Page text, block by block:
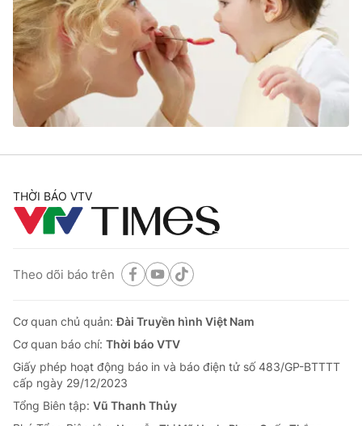
Thế giới
Tin tức
Thế giới đó đây
Câu chuyện quốc tế
Kinh tế
Tài chính
Thị trường
Góc doanh nghiệp
Dữ liệu và đời sống
Truyền hình
Phim VTV
Hậu trường
Giải sao mai
Giải trí
Điện ảnh
Âm nhạc
Du lịch
Làm đẹp
Chất lượng cuộc sống
Tuyển sinh
Học trực tuyến
Công nghệ
Hitech Công nghệ tương lai
Sản phẩm
Giao lưu trực tuyến
THỜI BÁO VTV
Theo dõi báo trên
Cơ quan chủ quản:Đài Truyền hình Việt Nam
Cơ quan báo chí: Thời báo VTV
Giấy phép hoạt động báo in và báo điện tử số 483/GP-BTTTT
cấp ngày 29/12/2023
Tổng Biên tập: Vũ Thanh Thủy